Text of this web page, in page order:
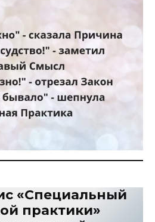
«Специальный
практики»